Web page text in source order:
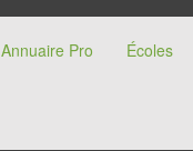
Annuaire Pro Écoles